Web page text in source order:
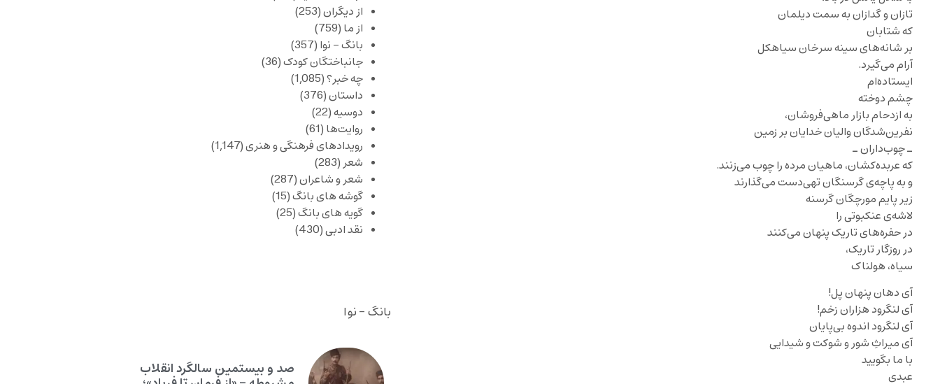
تازان و گدازان به سمت دیلمان
که شتابان
بر شانه‌های سینه سر‌خان سیاهکل
آرام می‌گیرد.
ایستاده‌ام
چشم دوخته
به ازدحام بازار ماهی‌فروشان،
نفرین‌شدگان والیان خدایان بر زمین
ـ چوب‌داران ـ
که عربده‌کشان، ماهیان مرده را چوب می‌زنند.
و به پاچه‌ی گرسنگان تهی‌دست می‌گذارند
زیر پایم مورچگان گرسنه
لاشه‌ی عنکبوتی را
در حفره‌های تاریک پنهان می‌کنند
در روزگار تاریک،
سیاه، هولناک
آی دهان پنهان پل!
آی لنگرود هزاران زخم!
آی لنگرود اندوه بی‌پایان
آی میراثِ شور و شوکت و شیدایی
با ما بگویید
عبدی
از دیگران(253)
از ما (759)
بانگ – نوا (357)
جانباختگان کودک(36)
چه خبر؟(1,085)
داستان(376)
دوسیه(22)
روایت‌ها (61)
رویدادهای فرهنگی و هنری(1,147)
شعر (283)
شعر و شاعران(287)
گوشه های بانگ(15)
گویه های بانگ(25)
نقد ادبی(430)
بانگ - نوا
صد و بیستمین سالگرد انقلاب